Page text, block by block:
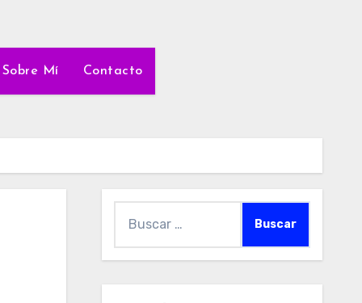
Sobre Mí Contacto